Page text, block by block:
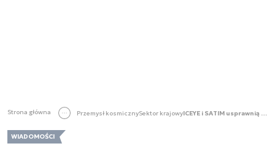
Strona główna Przemysł kosmicznySektor krajowy ICEYE i SATIM usprawnią wykorzystanie danych SAR
WIADOMOŚCI